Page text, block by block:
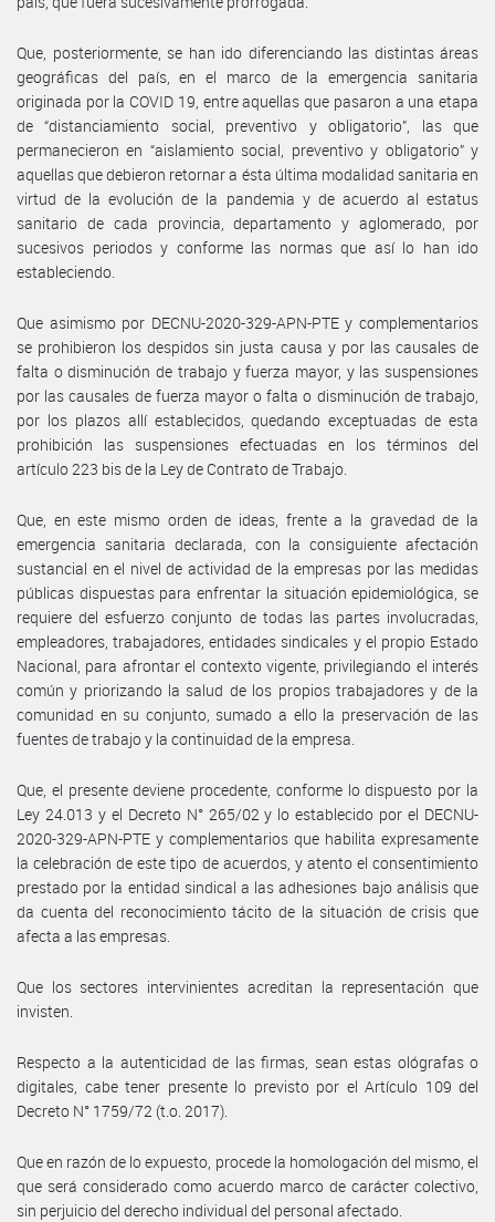
Que, posteriormente, se han ido diferenciando las distintas áreas
geográficas del país, en el marco de la emergencia sanitaria
originada por la COVID 19, entre aquellas que pasaron a una etapa
de “distanciamiento social, preventivo y obligatorio”, las que
permanecieron en “aislamiento social, preventivo y obligatorio” y
aquellas que debieron retornar a ésta última modalidad sanitaria en
virtud de la evolución de la pandemia y de acuerdo al estatus
sanitario de cada provincia, departamento y aglomerado, por
sucesivos periodos y conforme las normas que así lo han ido
estableciendo.
Que asimismo por DECNU-2020-329-APN-PTE y complementarios
se prohibieron los despidos sin justa causa y por las causales de
falta o disminución de trabajo y fuerza mayor, y las suspensiones
por las causales de fuerza mayor o falta o disminución de trabajo,
por los plazos allí establecidos, quedando exceptuadas de esta
prohibición las suspensiones efectuadas en los términos del
artículo 223 bis de la Ley de Contrato de Trabajo.
Que, en este mismo orden de ideas, frente a la gravedad de la
emergencia sanitaria declarada, con la consiguiente afectación
sustancial en el nivel de actividad de la empresas por las medidas
públicas dispuestas para enfrentar la situación epidemiológica, se
requiere del esfuerzo conjunto de todas las partes involucradas,
empleadores, trabajadores, entidades sindicales y el propio Estado
Nacional, para afrontar el contexto vigente, privilegiando el interés
común y priorizando la salud de los propios trabajadores y de la
comunidad en su conjunto, sumado a ello la preservación de las
fuentes de trabajo y la continuidad de la empresa.
Que, el presente deviene procedente, conforme lo dispuesto por la
Ley 24.013 y el Decreto N° 265/02 y lo establecido por el DECNU-
2020-329-APN-PTE y complementarios que habilita expresamente
la celebración de este tipo de acuerdos, y atento el consentimiento
prestado por la entidad sindical a las adhesiones bajo análisis que
da cuenta del reconocimiento tácito de la situación de crisis que
afecta a las empresas.
Que los sectores intervinientes acreditan la representación que
invisten.
Respecto a la autenticidad de las firmas, sean estas ológrafas o
digitales, cabe tener presente lo previsto por el Artículo 109 del
Decreto N° 1759/72 (t.o. 2017).
Que en razón de lo expuesto, procede la homologación del mismo, el
que será considerado como acuerdo marco de carácter colectivo,
sin perjuicio del derecho individual del personal afectado.